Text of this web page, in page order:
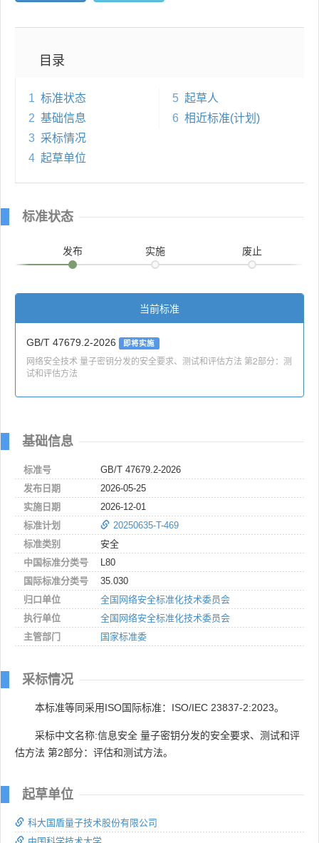
目录
1 标准状态
2 基础信息
3 采标情况
4 起草单位
5 起草人
6 相近标准(计划)
标准状态
发布 实施 废止
当前标准
GB/T 47679.2-2026 即将实施
网络安全技术 量子密钥分发的安全要求、测试和评估方法 第2部分：测
试和评估方法
基础信息
标准号
GB/T 47679.2-2026
发布日期
2026-05-25
实施日期
2026-12-01
标准计划
20250635-T-469
标准类别
安全
中国标准分类号
L80
国际标准分类号
35.030
归口单位
全国网络安全标准化技术委员会
执行单位
全国网络安全标准化技术委员会
主管部门
国家标准委
采标情况
本标准等同采用ISO国际标准：ISO/IEC 23837-2:2023。
采标中文名称:信息安全 量子密钥分发的安全要求、测试和评
估方法 第2部分：评估和测试方法。
起草单位
科大国盾量子技术股份有限公司